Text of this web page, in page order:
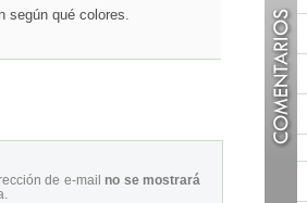
según qué colores.
de e-mail no se mostrará